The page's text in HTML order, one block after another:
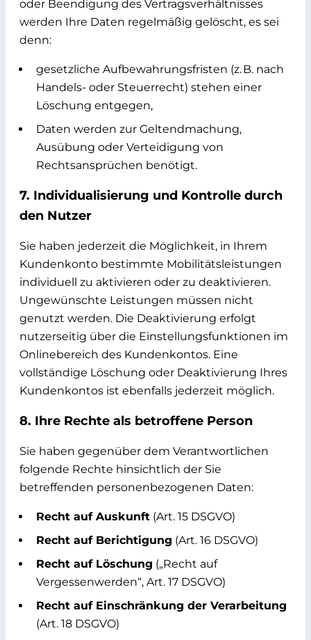
oder Beendigung des Vertragsverhältnisses
werden Ihre Daten regelmäßig gelöscht, es sei
denn:
gesetzliche Aufbewahrungsfristen (z. B. nach
Handels- oder Steuerrecht) stehen einer
Löschung entgegen,
Daten werden zur Geltendmachung,
Ausübung oder Verteidigung von
Rechtsansprüchen benötigt.
7. Individualisierung und Kontrolle durch
den Nutzer
Sie haben jederzeit die Möglichkeit, in Ihrem
Kundenkonto bestimmte Mobilitätsleistungen
individuell zu aktivieren oder zu deaktivieren.
Ungewünschte Leistungen müssen nicht
genutzt werden. Die Deaktivierung erfolgt
nutzerseitig über die Einstellungsfunktionen im
Onlinebereich des Kundenkontos. Eine
vollständige Löschung oder Deaktivierung Ihres
Kundenkontos ist ebenfalls jederzeit möglich.
8. Ihre Rechte als betroffene Person
Sie haben gegenüber dem Verantwortlichen
folgende Rechte hinsichtlich der Sie
betreffenden personenbezogenen Daten:
Recht auf Auskunft (Art. 15 DSGVO)
Recht auf Berichtigung (Art. 16 DSGVO)
Recht auf Löschung („Recht auf
Vergessenwerden“, Art. 17 DSGVO)
Recht auf Einschränkung der Verarbeitung
(Art. 18 DSGVO)